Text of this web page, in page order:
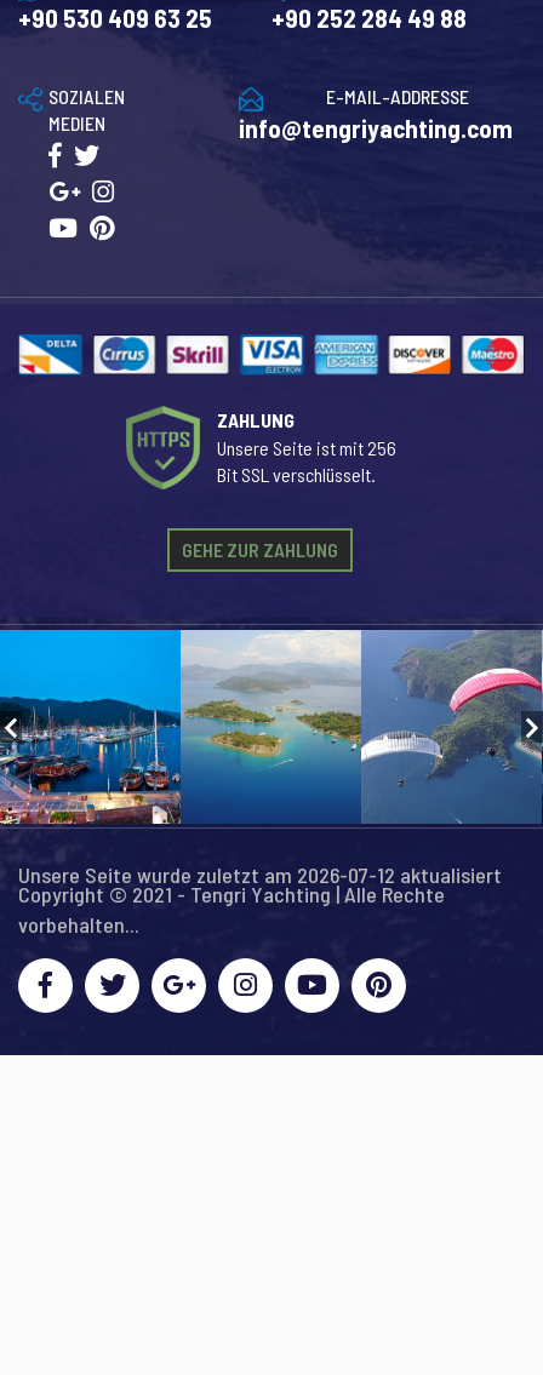
+90 530 409 63 25 +90 252 284 49 88
E-MAIL-ADDRESSE
info@tengriyachting.com
SOZIALEN
MEDIEN
ZAHLUNG
Unsere Seite ist mit 256
Bit SSL verschlüsselt.
GEHE ZUR ZAHLUNG
Unsere Seite wurde zuletzt am 2026-07-12 aktualisiert
Copyright © 2021 - Tengri Yachting | Alle Rechte
vorbehalten...